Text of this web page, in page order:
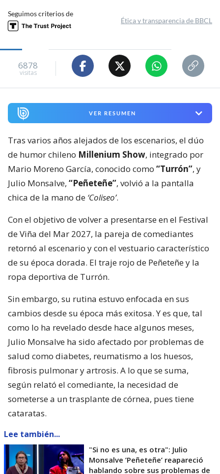
Seguimos criterios de
Ética y transparencia de BBCL
6878
visitas
VER RESUMEN
Tras varios años alejados de los escenarios, el dúo
de humor chileno Millenium Show, integrado por
Mario Moreno García, conocido como “Turrón”, y
Julio Monsalve, “Peñeteñe”, volvió a la pantalla
chica de la mano de ‘Coliseo’.
Con el objetivo de volver a presentarse en el Festival
de Viña del Mar 2027, la pareja de comediantes
retornó al escenario y con el vestuario característico
de su época dorada. El traje rojo de Peñeteñe y la
ropa deportiva de Turrón.
Sin embargo, su rutina estuvo enfocada en sus
cambios desde su época más exitosa. Y es que, tal
como lo ha revelado desde hace algunos meses,
Julio Monsalve ha sido afectado por problemas de
salud como diabetes, reumatismo a los huesos,
fibrosis pulmonar y artrosis. A lo que se suma,
según relató el comediante, la necesidad de
someterse a un trasplante de córnea, pues tiene
cataratas.
Lee también...
"Si no es una, es otra": Julio
Monsalve ’Peñeteñe’ reapareció
hablando sobre sus problemas de